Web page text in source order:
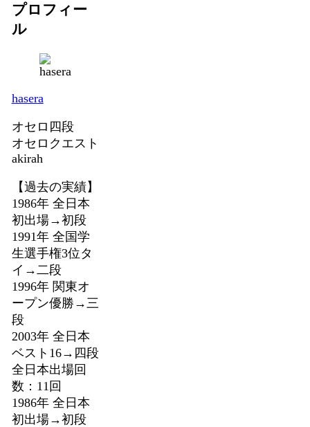
プロフィー
ル
hasera
オセロ四段
オセロクエスト
akirah
【過去の実績】
1986年 全日本
初出場→初段
1991年 全国学
生選手権3位タ
イ→二段
1996年 関東オ
ープン優勝→三
段
2003年 全日本
ベスト16→四段
全日本出場回
数：11回
1986年 全日本
初出場→初段